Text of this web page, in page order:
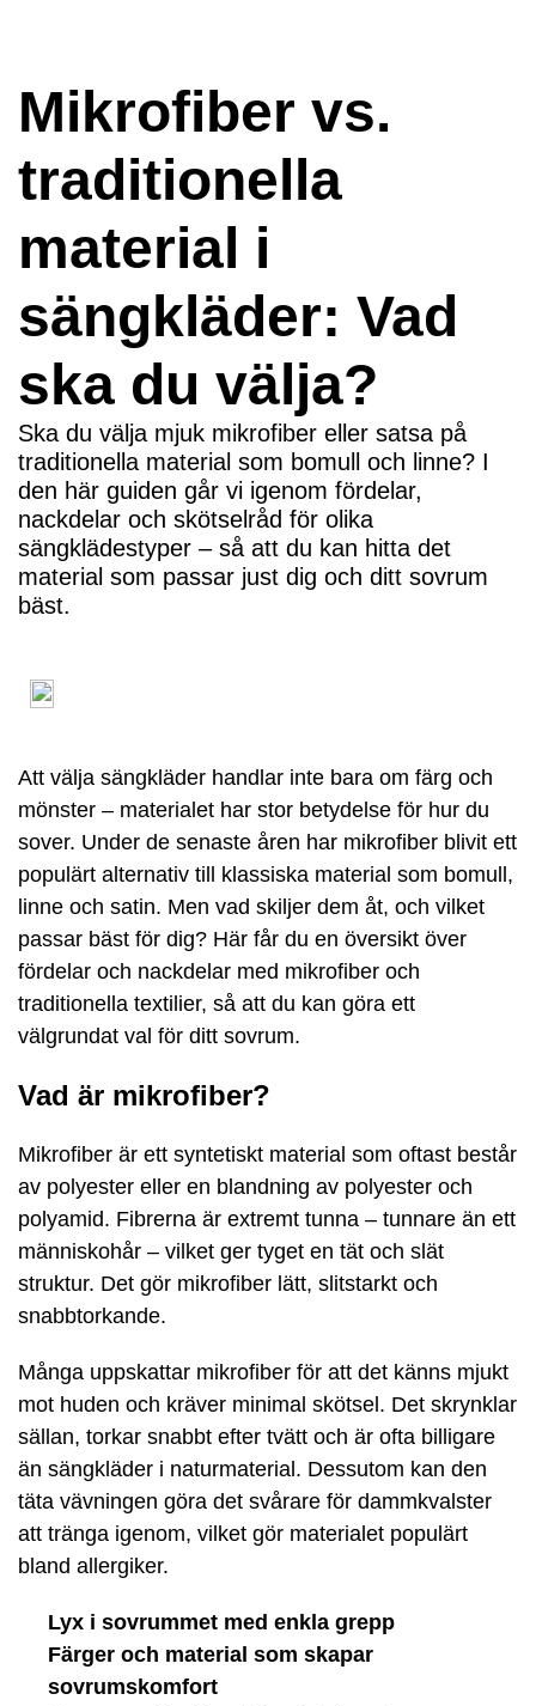
Mikrofiber vs.
traditionella
material i
sängkläder: Vad
ska du välja?
Ska du välja mjuk mikrofiber eller satsa på
traditionella material som bomull och linne? I
den här guiden går vi igenom fördelar,
nackdelar och skötselråd för olika
sängklädestyper – så att du kan hitta det
material som passar just dig och ditt sovrum
bäst.
Att välja sängkläder handlar inte bara om färg och
mönster – materialet har stor betydelse för hur du
sover. Under de senaste åren har mikrofiber blivit ett
populärt alternativ till klassiska material som bomull,
linne och satin. Men vad skiljer dem åt, och vilket
passar bäst för dig? Här får du en översikt över
fördelar och nackdelar med mikrofiber och
traditionella textilier, så att du kan göra ett
välgrundat val för ditt sovrum.
Vad är mikrofiber?
Mikrofiber är ett syntetiskt material som oftast består
av polyester eller en blandning av polyester och
polyamid. Fibrerna är extremt tunna – tunnare än ett
människohår – vilket ger tyget en tät och slät
struktur. Det gör mikrofiber lätt, slitstarkt och
snabbtorkande.
Många uppskattar mikrofiber för att det känns mjukt
mot huden och kräver minimal skötsel. Det skrynklar
sällan, torkar snabbt efter tvätt och är ofta billigare
än sängkläder i naturmaterial. Dessutom kan den
täta vävningen göra det svårare för dammkvalster
att tränga igenom, vilket gör materialet populärt
bland allergiker.
Lyx i sovrummet med enkla grepp
Färger och material som skapar
sovrumskomfort